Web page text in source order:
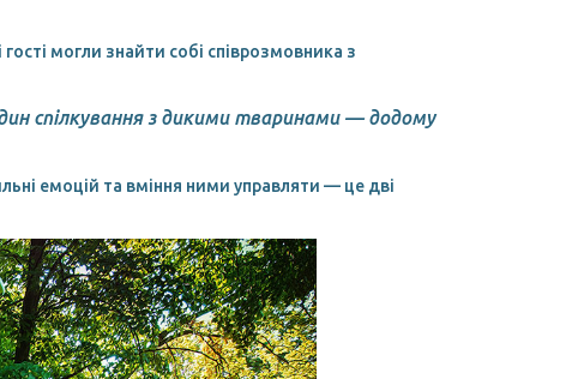
могли знайти собі співрозмовника з
спілкування з дикими тваринами — додому
емоцій та вміння ними управляти — це дві